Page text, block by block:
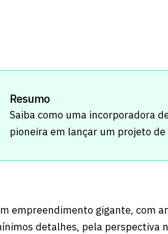
Resumo
Saiba como uma incorporadora
pioneira em lançar um projeto
empreendimento gigante, com
detalhes, pela perspectiva